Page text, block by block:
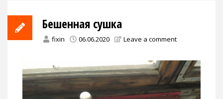
Бешенная сушка
fixin 06.06.2020 Leave a comment